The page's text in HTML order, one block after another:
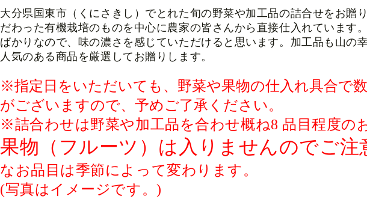
大分県国東市（くにさきし）でとれた旬の野菜や加工品の詰合せをお贈
だわった有機栽培のものを中心に農家の皆さんから直接仕入れています
ばかりなので、味の濃さを感じていただけると思います。加工品も山の
人気のある商品を厳選してお贈りします。
※指定日をいただいても、野菜や果物の仕入れ具合で
がございますので、予めご了承ください。
※詰合わせは野菜や加工品を合わせ概ね8 品目程度の
果物（フルーツ）は入りませんのでご注
なお品目は季節によって変わります。
(写真はイメージです。)